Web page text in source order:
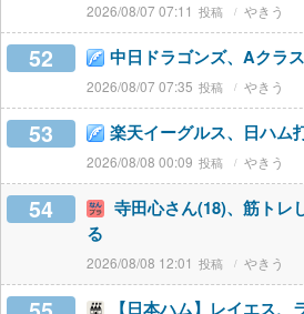
2026/08/07 07:11 やきう
52 中日ドラゴンズ、Aクラ
2026/08/07 07:35 やきう
53 楽天イーグルス、日ハム
2026/08/08 00:09 やきう
54
寺田心さん(18)、筋トレ
る
2026/08/08 12:01 やきう
【日本ハム】レイエス